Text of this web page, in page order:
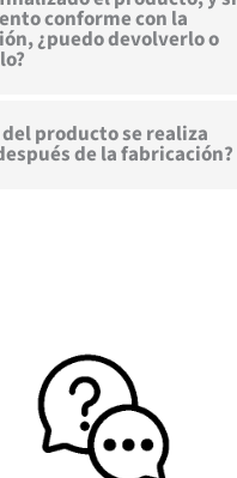
conforme con la
¿puedo devolverlo o
del producto se realiza
de la fabricación?